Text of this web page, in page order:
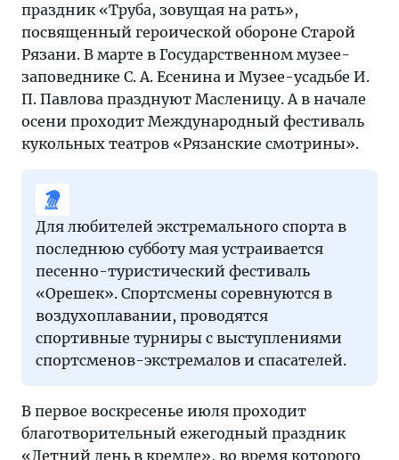
праздник «Труба, зовущая на рать»,
посвященный героической обороне Старой
Рязани. В марте в Государственном музее-
заповеднике С. А. Есенина и Музее-усадьбе И.
П. Павлова празднуют Масленицу. А в начале
осени проходит Международный фестиваль
кукольных театров «Рязанские смотрины».
Для любителей экстремального спорта в
последнюю субботу мая устраивается
песенно-туристический фестиваль
«Орешек». Спортсмены соревнуются в
воздухоплавании, проводятся
спортивные турниры с выступлениями
спортсменов-экстремалов и спасателей.
В первое воскресенье июля проходит
благотворительный ежегодный праздник
«Летний день в кремле», во время которого